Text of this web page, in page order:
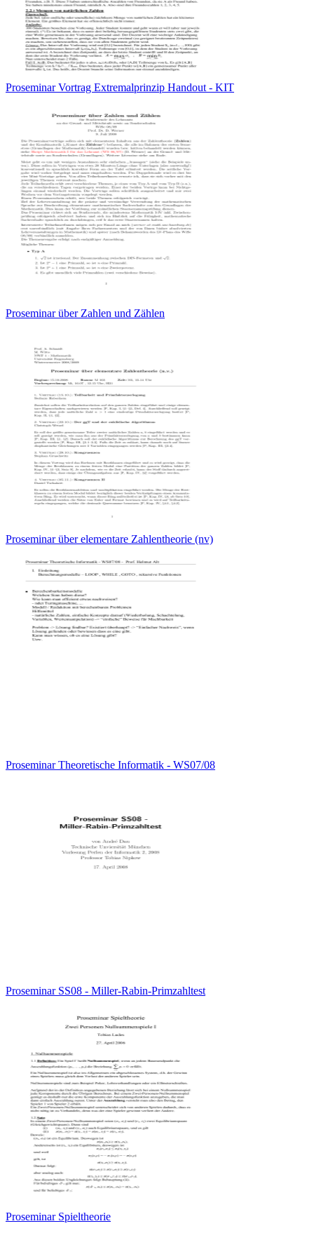
Proseminar Vortrag Extremalprinzip Handout - KIT
Proseminar über Zahlen und Zählen
Proseminar über elementare Zahlentheorie (nv)
Proseminar Theoretische Informatik - WS07/08
Proseminar SS08 - Miller-Rabin-Primzahltest
Proseminar Spieltheorie